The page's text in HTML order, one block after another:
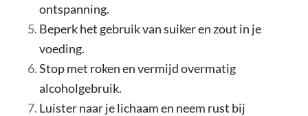
ontspanning.
Beperk het gebruik van suiker en zout in je
voeding.
Stop met roken en vermijd overmatig
alcoholgebruik.
Luister naar je lichaam en neem rust bij